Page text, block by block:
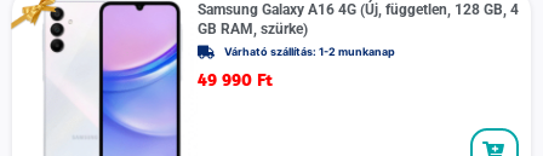
Samsung Galaxy A16 4G (Új, független, 128 GB, 4
GB RAM, szürke)
Várható szállítás: 1-2 munkanap
49 990 Ft